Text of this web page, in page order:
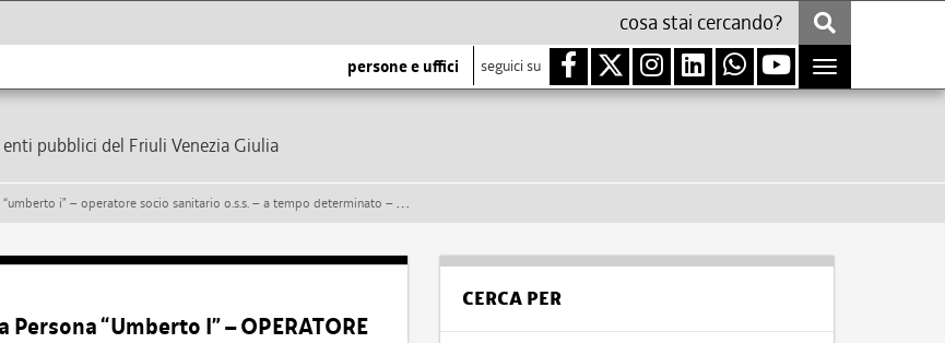
persone e uffici seguici su
Toggle
navigation
pubblici del Friuli Venezia Giulia
socio sanitario o.s.s. – a tempo determinato – formazione di una graduatoria
“Umberto I” – OPERATORE
CERCA PER